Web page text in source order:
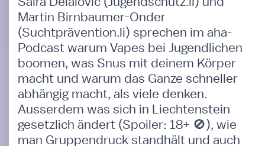
Martin Birnbaumer-Onder
(Suchtprävention.li) sprechen im aha-
Podcast warum Vapes bei Jugendlichen
boomen, was Snus mit deinem Körper
macht und warum das Ganze schneller
abhängig macht, als viele denken.
Ausserdem was sich in Liechtenstein
gesetzlich ändert (Spoiler: 18+ 🚫), wie
man Gruppendruck standhält und auch